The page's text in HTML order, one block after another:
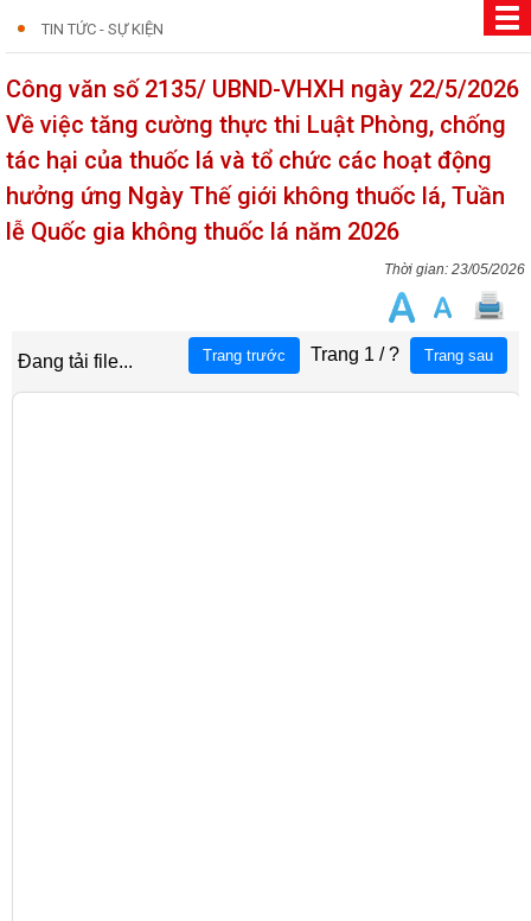
TIN TỨC - SỰ KIỆN
Công văn số 2135/ UBND-VHXH ngày 22/5/2026
Về việc tăng cường thực thi Luật Phòng, chống
tác hại của thuốc lá và tổ chức các hoạt động
hưởng ứng Ngày Thế giới không thuốc lá, Tuần
lễ Quốc gia không thuốc lá năm 2026
23/05/2026